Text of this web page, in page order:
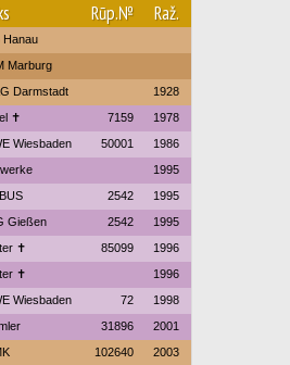
Rūp.№ Raž.
Hanau
Marburg
Darmstadt 1928
✝︎ 7159 1978
Wiesbaden 50001 1986
1995
2542 1995
Gießen 2542 1995
✝ 85099 1996
✝ 1996
Wiesbaden 72 1998
31896 2001
102640 2003